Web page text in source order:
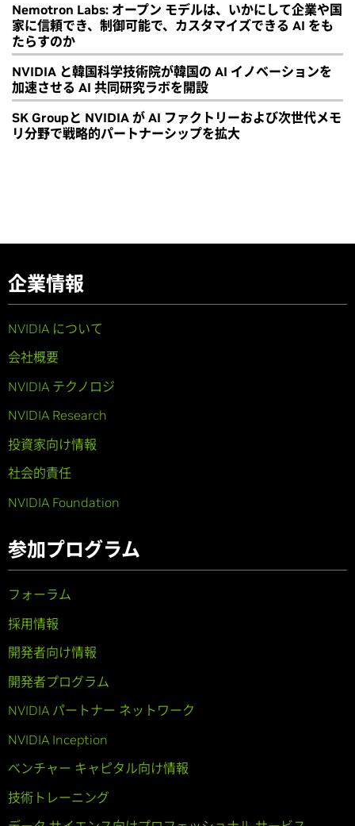
Nemotron Labs: オープン モデルは、いかにして企業や国
家に信頼でき、制御可能で、カスタマイズできる AI をも
たらすのか
NVIDIA と韓国科学技術院が韓国の AI イノベーションを
加速させる AI 共同研究ラボを開設
SK Groupと NVIDIA が AI ファクトリーおよび次世代メモ
リ分野で戦略的パートナーシップを拡大
企業情報
NVIDIA について
会社概要
NVIDIA テクノロジ
NVIDIA Research
投資家向け情報
社会的責任
NVIDIA Foundation
参加プログラム
フォーラム
採用情報
開発者向け情報
開発者プログラム
NVIDIA パートナー ネットワーク
NVIDIA Inception
ベンチャー キャピタル向け情報
技術トレーニング